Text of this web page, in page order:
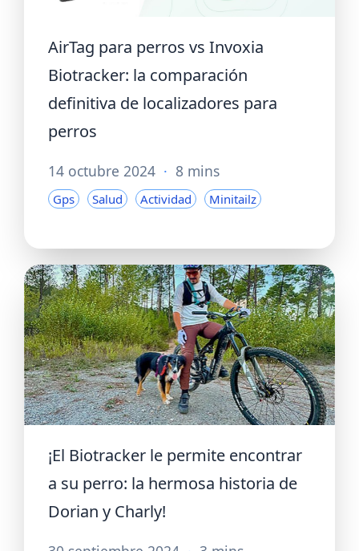
AirTag para perros vs Invoxia
Biotracker: la comparación
definitiva de localizadores para
perros
14 octubre 2024 · 8 mins
Gps Salud Actividad Minitailz
¡El Biotracker le permite encontrar
a su perro: la hermosa historia de
Dorian y Charly!